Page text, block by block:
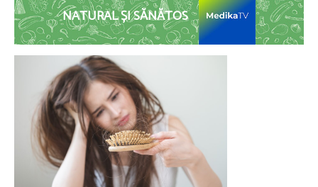
NATURAL ȘI SĂNĂTOS